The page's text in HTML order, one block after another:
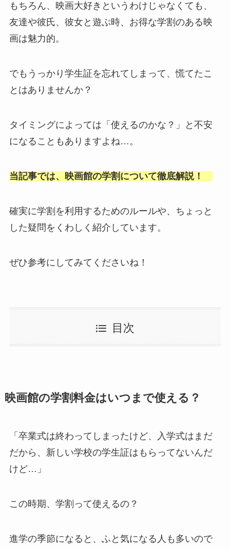
もちろん、映画大好きというわけじゃなくても、
友達や彼氏、彼女と遊ぶ時、お得な学割のある映
画は魅力的。
でもうっかり学生証を忘れてしまって、慌てたこ
とはありませんか？
タイミングによっては「使えるのかな？」と不安
になることもありますよね…。
当記事では、映画館の学割について徹底解説！
確実に学割を利用するためのルールや、ちょっと
した疑問をくわしく紹介しています。
ぜひ参考にしてみてくださいね！
目次
映画館の学割料金はいつまで使える？
「卒業式は終わってしまったけど、入学式はまだ
だから、新しい学校の学生証はもらってないんだ
けど…」
この時期、学割って使えるの？
進学の季節になると、ふと気になる人も多いので